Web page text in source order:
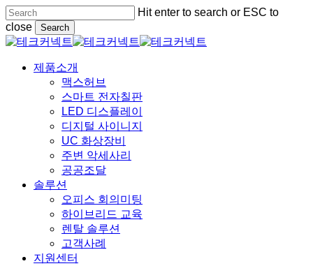
Skip
to
main
content
Hit enter to search or ESC to
close
Search
Close
Menu 제품소개
맥스허브
스마트 전자칠판
LED 디스플레이
디지털 사이니지
UC 화상장비
주변 악세사리
공공조달
솔루션
오피스 회의미팅
하이브리드 교육
렌탈 솔루션
고객사례
지원센터